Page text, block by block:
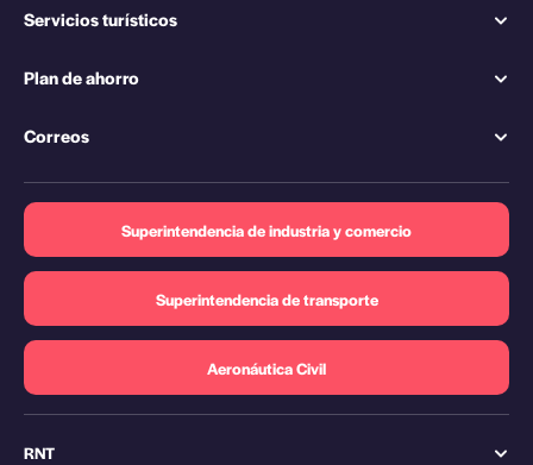
Servicios turísticos
Plan de ahorro
Correos
Superintendencia de industria y comercio
Aeronáutica Civil
Superintendencia de transporte
RNT